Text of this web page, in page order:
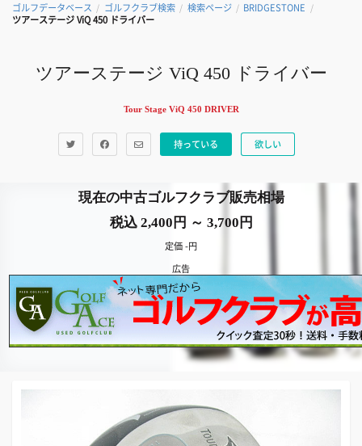
ゴルフデータベース / ゴルフクラブ検索 / 検索ページ / BRIDGESTONE /
ツアーステージ ViQ 450 ドライバー
ツアーステージ ViQ 450 ドライバー
Tour Stage ViQ 450 DRIVER
持っている 欲しい
現在の中古ゴルフクラブ販売相場
税込 2,400円 ～ 3,700円
定価 -円
広告